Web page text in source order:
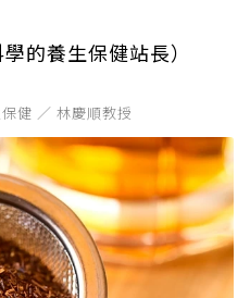
的養生保健站長）
健 ／ 林慶順教授